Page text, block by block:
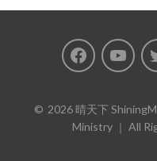
FacebookYoutube
2026 晴天下
Ministry ｜ All